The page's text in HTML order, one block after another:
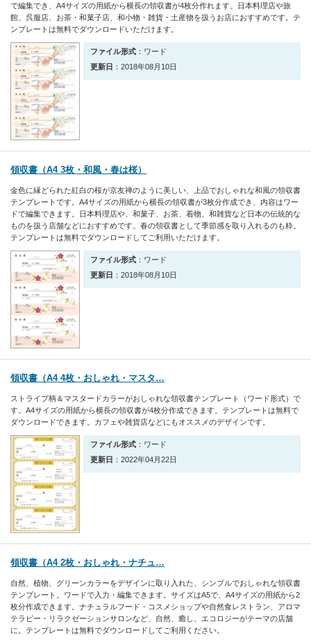
で編集でき、A4サイズの用紙から横長の領収書が4枚分作れます。日本料理店や旅
館、呉服店、お茶・和菓子店、和小物・雑貨・土産物を扱うお店におすすめです。テ
ンプレートは無料でダウンロードいただけます。
ファイル形式 ：ワード
更新日 ：2018年08月10日
領収書（A4 3枚・和風・春は桜）
金色に縁どられた紅白の桜が京友禅のように美しい、上品でおしゃれな和風の領収書
テンプレートです。A4サイズの用紙から横長の領収書が3枚分作成でき、内容はワー
ドで編集できます。日本料理店や、和菓子、お茶、着物、和雑貨など日本の伝統的な
ものを扱う店舗などにおすすめです。春の領収書として季節感を取り入れるのも粋。
テンプレートは無料でダウンロードしてご利用いただけます。
ファイル形式 ：ワード
更新日 ：2018年08月10日
領収書（A4 4枚・おしゃれ・マスタ…
ストライプ柄＆マスタードカラーがおしゃれな領収書テンプレート（ワード形式）で
す。A4サイズの用紙から横長の領収書が4枚分作成できます。テンプレートは無料で
ダウンロードできます。カフェや雑貨店などにもオススメのデザインです。
ファイル形式 ：ワード
更新日 ：2022年04月22日
領収書（A4 2枚・おしゃれ・ナチュ…
自然、植物、グリーンカラーをデザインに取り入れた、シンプルでおしゃれな領収書
テンプレート。ワードで入力・編集できます。サイズはA5で、A4サイズの用紙から2
枚分作成できます。ナチュラルフード・コスメショップや自然食レストラン、アロマ
テラピー・リラクゼーションサロンなど、自然、癒し、エコロジーがテーマの店舗
に。テンプレートは無料でダウンロードしてご利用ください。